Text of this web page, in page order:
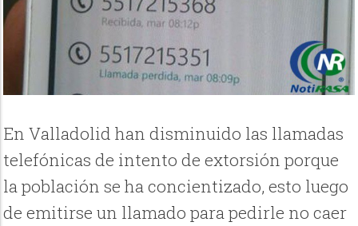
En Valladolid han disminuido las llamadas
telefónicas de intento de extorsión porque
la población se ha concientizado, esto luego
de emitirse un llamado para pedirle no caer